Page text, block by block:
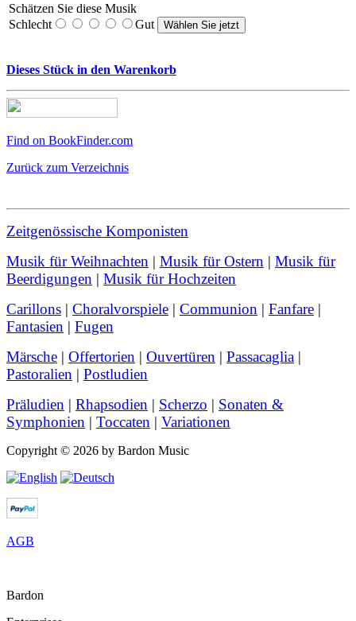
Schätzen Sie diese Musik
Schlecht
Gut
Dieses Stück in den Warenkorb
Find on BookFinder.com
Zurück zum Verzeichnis
Zeitgenössische Komponisten
Musik für Weihnachten | Musik für Ostern | Musik für
Beerdigungen | Musik für Hochzeiten
Carillons | Choralvorspiele | Communion | Fanfare |
Fantasien | Fugen
Märsche | Offertorien | Ouvertüren | Passacaglia |
Pastoralien | Postludien
Präludien | Rhapsodien | Scherzo | Sonaten &
Symphonien | Toccaten | Variationen
Copyright © 2026 by Bardon Music
AGB
Bardon